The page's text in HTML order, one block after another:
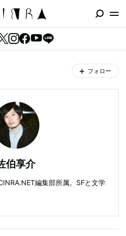
フォロー
伯享介
編集部所属。SFと文学